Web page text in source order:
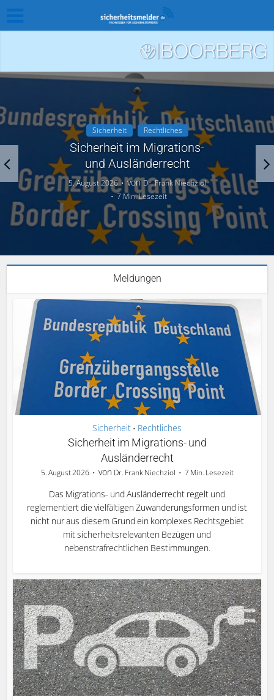
Sicherheitskonzepte
Sichere Ladeinfrastruktur:
BSI veröffentlicht
Eckpunktepapier
5. August 2026 vonBSI 3 Min. Lesezeit
Meldungen
Sicherheit • Rechtliches
Sicherheit im Migrations- und
Ausländerrecht
5. August 2026 von Dr. Frank Niechziol 7 Min. Lesezeit
Das Migrations- und Ausländerrecht regelt und
reglementiert die vielfältigen Zuwanderungsformen und ist
nicht nur aus diesem Grund ein komplexes Rechtsgebiet
mit sicherheitsrelevanten Bezügen und
nebenstrafrechtlichen Bestimmungen.